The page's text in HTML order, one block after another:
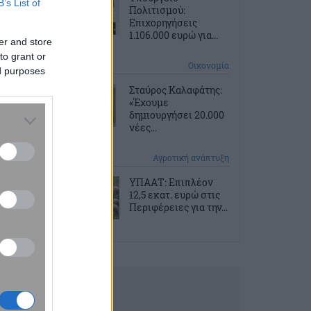
List of
and store
grant or
purposes
Πολιτισμού:
Επιχορηγήσεις
1.106.000 ευρώ για...
Οικονομία
Σταύρος Καλαφάτης:
«Έχουμε
δημιουργήσει 20.000
νέες...
Αγροτική ανάπτυξη
ΥΠΑΑΤ: Επιπλέον
12,5 εκατ. ευρώ στις
Περιφέρειες για την...